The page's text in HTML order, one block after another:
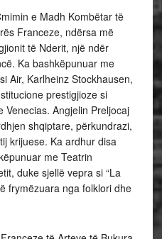
e Madh Kombëtar të
Franceze, ndërsa më
të Nderit, një ndër
Ka bashkëpunuar me
Air, Karlheinz Stockhausen,
prestigjioze si
Venecias. Angjelin Preljocaj
shqiptare, përkundrazi,
krijuese. Ka ardhur disa
me Teatrin
duke sjellë vepra si “La
frymëzuara nga folklori dhe